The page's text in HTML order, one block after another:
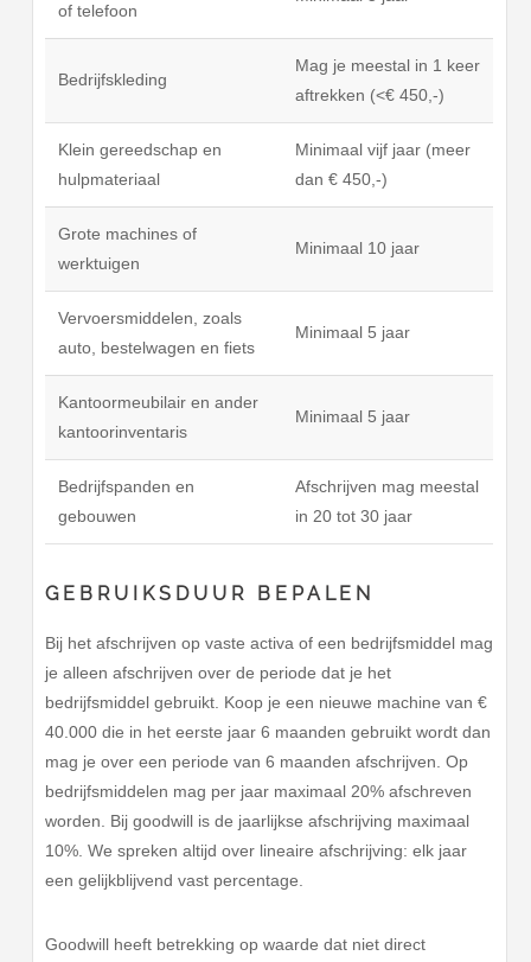
of telefoon
Bedrijfskleding
Mag je meestal in 1 keer
aftrekken (<€ 450,-)
Klein gereedschap en
hulpmateriaal
Minimaal vijf jaar (meer
dan € 450,-)
Grote machines of
werktuigen
Minimaal 10 jaar
Vervoersmiddelen, zoals
auto, bestelwagen en fiets
Minimaal 5 jaar
Kantoormeubilair en ander
kantoorinventaris
Minimaal 5 jaar
Bedrijfspanden en
gebouwen
Afschrijven mag meestal
in 20 tot 30 jaar
GEBRUIKSDUUR BEPALEN
Bij het afschrijven op vaste activa of een bedrijfsmiddel mag
je alleen afschrijven over de periode dat je het
bedrijfsmiddel gebruikt. Koop je een nieuwe machine van €
40.000 die in het eerste jaar 6 maanden gebruikt wordt dan
mag je over een periode van 6 maanden afschrijven. Op
bedrijfsmiddelen mag per jaar maximaal 20% afschreven
worden. Bij goodwill is de jaarlijkse afschrijving maximaal
10%. We spreken altijd over lineaire afschrijving: elk jaar
een gelijkblijvend vast percentage.
Goodwill heeft betrekking op waarde dat niet direct